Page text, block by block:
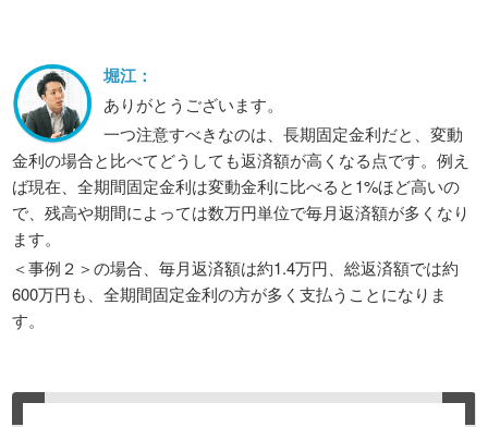
堀江：
ありがとうございます。
一つ注意すべきなのは、長期固定金利だと、変動
金利の場合と比べてどうしても返済額が高くなる点です。例え
ば現在、全期間固定金利は変動金利に比べると1%ほど高いの
で、残高や期間によっては数万円単位で毎月返済額が多くなり
ます。
＜事例２＞の場合、毎月返済額は約1.4万円、総返済額では約
600万円も、全期間固定金利の方が多く支払うことになりま
す。